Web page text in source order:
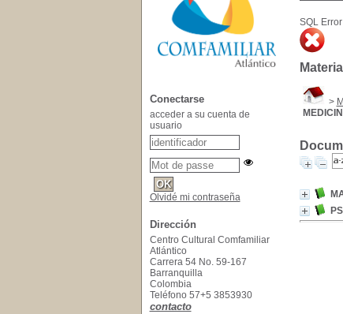
SQL Error
>
Conectarse
acceder a su cuenta de
usuario
Olvidé mi contraseña
Dirección
Centro Cultural Comfamiliar
Atlántico
Carrera 54 No. 59-167
Barranquilla
Colombia
Teléfono 57+5 3853930
contacto